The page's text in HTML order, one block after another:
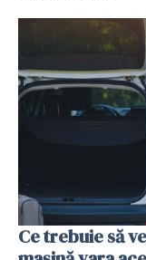
Ce trebuie să